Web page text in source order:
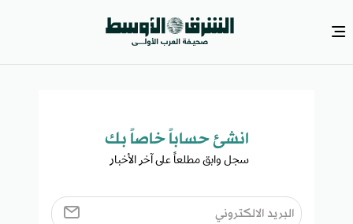
انشئ حساباً خاصاً بك​
سجل وابق مطلعاً على آخر الأخبار ​